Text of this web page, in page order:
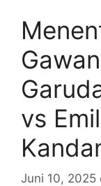
vs
Juni 10, 2025